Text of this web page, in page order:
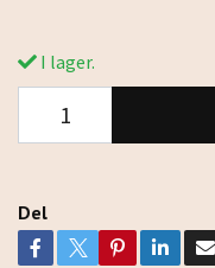
I lager.
Del